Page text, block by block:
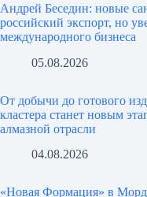
Андрей Беседин: новые
российский экспорт, но
международного бизнеса
05.08.2026
От добычи до готового
кластера станет новым
алмазной отрасли
04.08.2026
«Новая Формация» в